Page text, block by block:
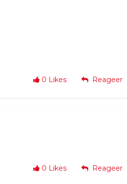
0 Likes Reageer
0 Likes Reageer